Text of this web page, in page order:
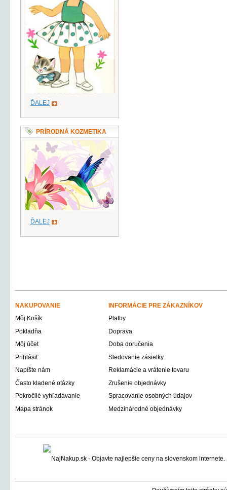
ĎALEJ
PRÍRODNÁ KOZMETIKA
ĎALEJ
NAKUPOVANIE
INFORMÁCIE PRE ZÁKAZNÍKOV
Môj Košík
Platby
Pokladňa
Doprava
Môj účet
Doba doručenia
Prihlásiť
Sledovanie zásielky
Napíšte nám
Reklamácie a vrátenie tovaru
Často kladené otázky
Zrušenie objednávky
Pokročilé vyhľadávanie
Spracovanie osobných údajov
Mapa stránok
Medzinárodné objednávky